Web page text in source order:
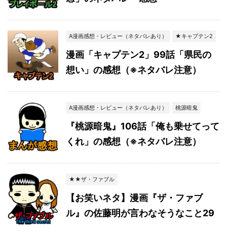
A漫画感想・レビュー（ネタバレあり） ★キャプテン2
漫画「キャプテン2」99話「県民の
想い」の感想（※ネタバレ注意）
A漫画感想・レビュー（ネタバレあり） 桃源暗鬼
『桃源暗鬼』106話「俺も乗せてって
くれ」の感想（※ネタバレ注意）
★★ザ・ファブル
【お笑いネタ】漫画『ザ・ファブ
ル』の佐藤明が言わなそうなこと29